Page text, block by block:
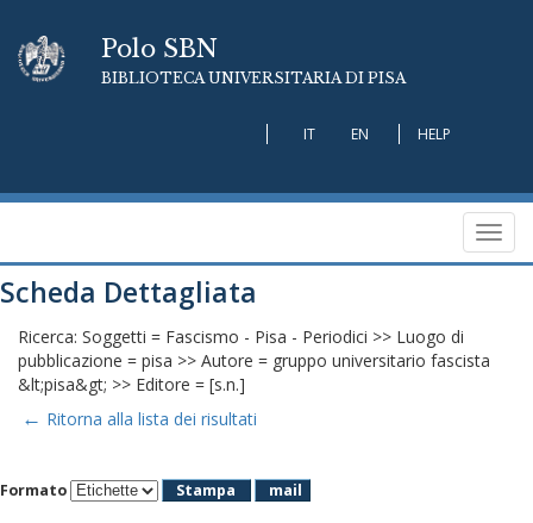
Polo SBN
BIBLIOTECA UNIVERSITARIA DI PISA
IT EN HELP
Scheda Dettagliata
Ricerca: Soggetti = Fascismo - Pisa - Periodici >> Luogo di
pubblicazione = pisa >> Autore = gruppo universitario fascista
&lt;pisa&gt; >> Editore = [s.n.]
← Ritorna alla lista dei risultati
Formato Stampa mail